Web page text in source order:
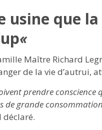
usine que
«
Maître Richard
de la vie d’autrui,
prendre conscience
de grande
déclaré.